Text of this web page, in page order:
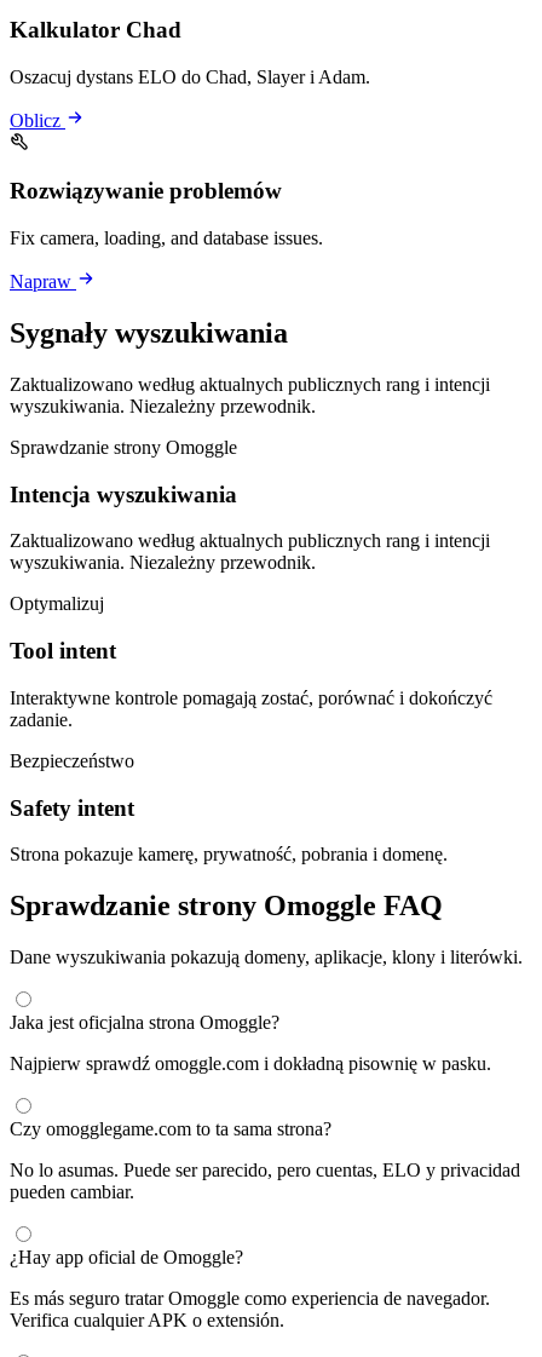
Kalkulator Chad
Oszacuj dystans ELO do Chad, Slayer i Adam.
Oblicz
Rozwiązywanie problemów
Fix camera, loading, and database issues.
Napraw
Sygnały wyszukiwania
Zaktualizowano według aktualnych publicznych rang i intencji
wyszukiwania. Niezależny przewodnik.
Sprawdzanie strony Omoggle
Intencja wyszukiwania
Zaktualizowano według aktualnych publicznych rang i intencji
wyszukiwania. Niezależny przewodnik.
Optymalizuj
Tool intent
Interaktywne kontrole pomagają zostać, porównać i dokończyć
zadanie.
Bezpieczeństwo
Safety intent
Strona pokazuje kamerę, prywatność, pobrania i domenę.
Sprawdzanie strony Omoggle FAQ
Dane wyszukiwania pokazują domeny, aplikacje, klony i literówki.
Jaka jest oficjalna strona Omoggle?
Najpierw sprawdź omoggle.com i dokładną pisownię w pasku.
Czy omogglegame.com to ta sama strona?
No lo asumas. Puede ser parecido, pero cuentas, ELO y privacidad
pueden cambiar.
¿Hay app oficial de Omoggle?
Es más seguro tratar Omoggle como experiencia de navegador.
Verifica cualquier APK o extensión.